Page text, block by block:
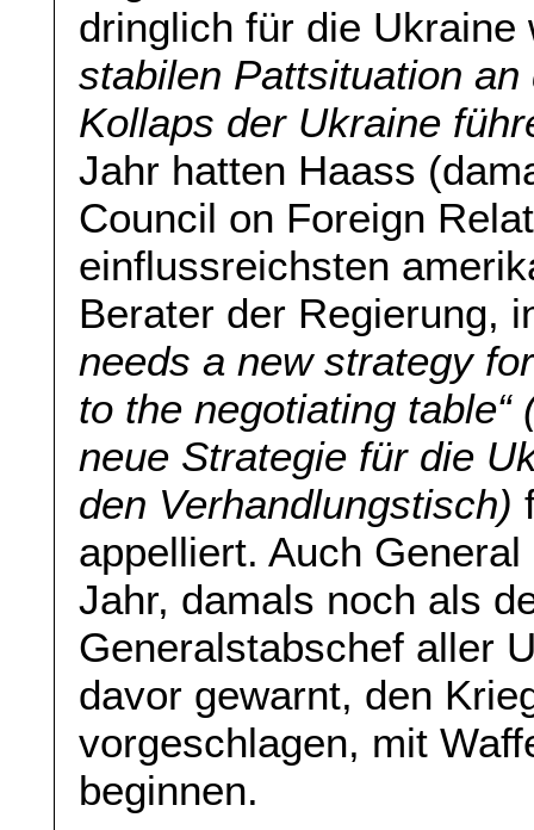
dringlich für die Ukraine
stabilen Pattsituation
Kollaps der Ukraine
Jahr hatten Haass
Council on Foreign
einflussreichsten
Berater der Regierung,
needs a new strategy
to the negotiating
neue Strategie für die
den Verhandlungstisch)
appelliert. Auch
Jahr, damals noch als
Generalstabschef aller
davor gewarnt, den
vorgeschlagen, mit
beginnen.